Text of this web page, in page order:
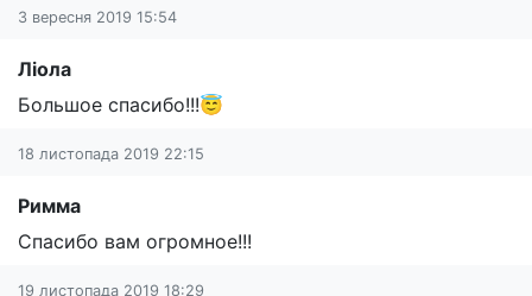
3 вересня 2019 15:54
Ліола
Большое спасибо!!!😇
18 листопада 2019 22:15
Римма
Спасибо вам огромное!!!
19 листопада 2019 18:29